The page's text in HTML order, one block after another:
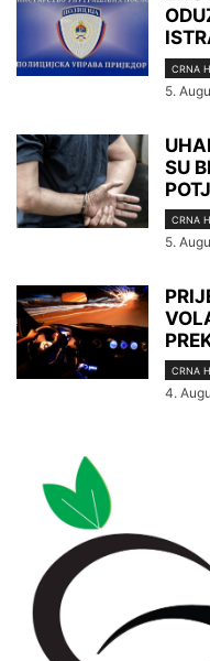
CRNA
5.
SU
CRNA
5.
CRNA
4.